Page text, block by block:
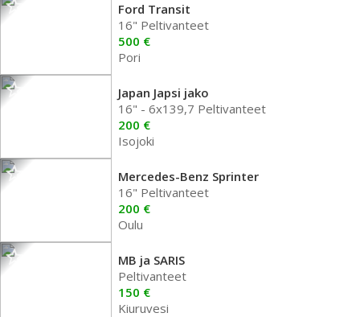
Ford Transit
16" Peltivanteet
500 €
Pori
Japan Japsi jako
16" - 6x139,7 Peltivanteet
200 €
Isojoki
Mercedes-Benz Sprinter
16" Peltivanteet
200 €
Oulu
MB ja SARIS
Peltivanteet
150 €
Kiuruvesi